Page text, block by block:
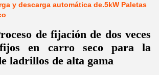
y descarga automática de.5kW Paletas
de fijación de dos veces
en carro seco para la
ladrillos de alta gama